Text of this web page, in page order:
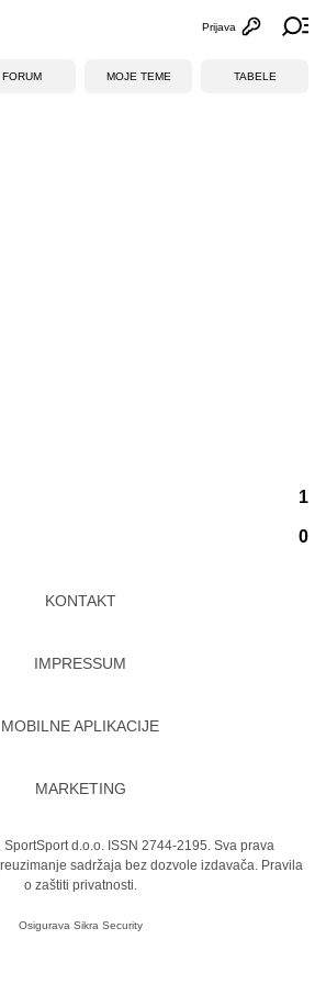
Otvori
Prijava
FORUM MOJE TEME TABELE
1
0
KONTAKT
IMPRESSUM
MOBILNE APLIKACIJE
MARKETING
d.o.o. ISSN 2744-2195. Sva prava
sadržaja bez dozvole izdavača. Pravila
o zaštiti privatnosti.
Osigurava Sikra Security